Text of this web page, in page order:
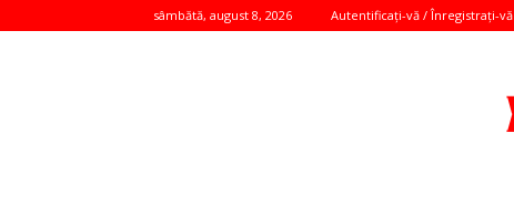
sâmbătă, august 8, 2026 Autentificați-vă / Înregistrați-vă